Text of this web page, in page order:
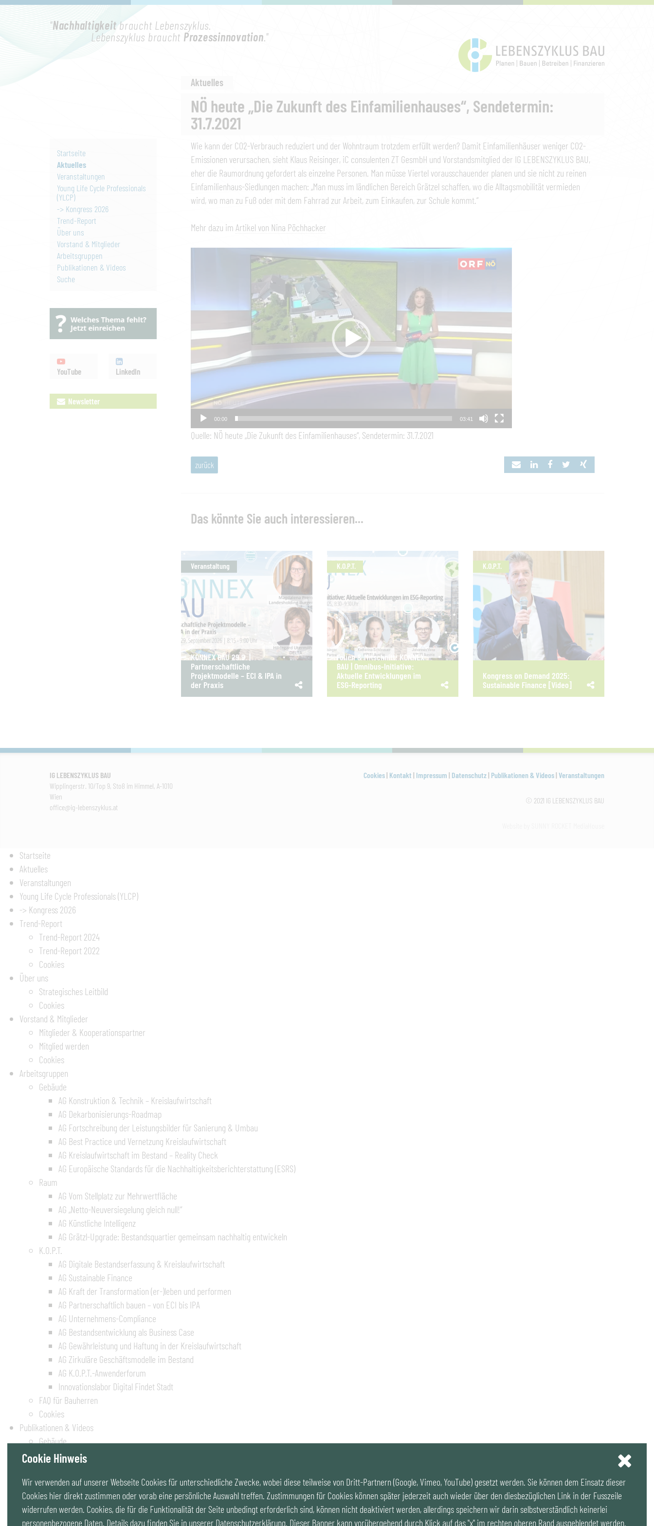
"Nachhaltigkeit braucht Lebenszyklus.
Lebenszyklus braucht Prozessinnovation."
Startseite
Aktuelles
Veranstaltungen
Young Life Cycle Professionals
(YLCP)
-> Kongress 2026
Trend-Report
Über uns
Vorstand & Mitglieder
Arbeitsgruppen
Publikationen & Videos
Suche
YouTube LinkedIn
Newsletter
Aktuelles
NÖ heute „Die Zukunft des Einfamilienhauses“, Sendetermin:
31.7.2021
Wie kann der CO2-Verbrauch reduziert und der Wohntraum trotzdem erfüllt werden? Damit Einfamilienhäuser weniger CO2-
Emissionen verursachen, sieht Klaus Reisinger, iC consulenten ZT GesmbH und Vorstandsmitglied der IG LEBENSZYKLUS BAU,
eher die Raumordnung gefordert als einzelne Personen. Man müsse Viertel vorausschauender planen und sie nicht zu reinen
Einfamilienhaus-Siedlungen machen: „Man muss im ländlichen Bereich Grätzel schaffen, wo die Alltagsmobilität vermieden
wird, wo man zu Fuß oder mit dem Fahrrad zur Arbeit, zum Einkaufen, zur Schule kommt.“
Mehr dazu im Artikel von Nina Pöchhacker
00:00 03:41
Quelle: NÖ heute „Die Zukunft des Einfamilienhauses“, Sendetermin: 31.7.2021
zurück
Das könnte Sie auch interessieren...
Veranstaltung
KONNEX BAU 29.9. |
Partnerschaftliche
Projektmodelle – ECI & IPA in
der Praxis
K.O.P.T.
Folien & Mitschnitt: KONNEX
BAU | Omnibus-Initiative:
Aktuelle Entwicklungen im
ESG-Reporting
K.O.P.T.
Kongress on Demand 2025:
Sustainable Finance [Video]
IG LEBENSZYKLUS BAU
Wipplingerstr. 10/Top 9, Stoß im Himmel, A-1010
Wien
office@ig-lebenszyklus.at
Cookies| Kontakt | Impressum | Datenschutz| Publikationen & Videos| Veranstaltungen
© 2021 IG LEBENSZYKLUS BAU
Startseite
Aktuelles
Veranstaltungen
Young Life Cycle Professionals (YLCP)
-> Kongress 2026
Trend-Report
Trend-Report 2024
Trend-Report 2022
Cookies
Über uns
Strategisches Leitbild
Cookies
Vorstand & Mitglieder
Mitglieder & Kooperationspartner
Mitglied werden
Cookies
Arbeitsgruppen
Gebäude
AG Konstruktion & Technik – Kreislaufwirtschaft
AG Dekarbonisierungs-Roadmap
AG Fortschreibung der Leistungsbilder für Sanierung & Umbau
AG Best Practice und Vernetzung Kreislaufwirtschaft
AG Kreislaufwirtschaft im Bestand – Reality Check
AG Europäische Standards für die Nachhaltigkeitsberichterstattung (ESRS)
Raum
AG Vom Stellplatz zur Mehrwertfläche
AG „Netto-Neuversiegelung gleich null!“
AG Künstliche Intelligenz
AG Grätzl-Upgrade: Bestandsquartier gemeinsam nachhaltig entwickeln
K.O.P.T.
AG Digitale Bestandserfassung & Kreislaufwirtschaft
AG Sustainable Finance
AG Kraft der Transformation (er-)leben und performen
AG Partnerschaftlich bauen – von ECI bis IPA
AG Unternehmens-Compliance
AG Bestandsentwicklung als Business Case
AG Gewährleistung und Haftung in der Kreislaufwirtschaft
AG Zirkuläre Geschäftsmodelle im Bestand
AG K.O.P.T.-Anwenderforum
Innovationslabor Digital Findet Stadt
FAQ für Bauherren
Cookies
Publikationen & Videos
Gebäude
Raum
Cookies
Suche
Kontakt
Impressum
Cookie Hinweis
Wir verwenden auf unserer Webseite Cookies für unterschiedliche Zwecke, wobei diese teilweise von Dritt-Partnern (Google, Vimeo, YouTube) gesetzt werden. Sie können dem Einsatz dieser
Cookies hier direkt zustimmen oder vorab eine persönliche Auswahl treffen. Zustimmungen für Cookies können später jederzeit auch wieder über den diesbezüglichen Link in der Fusszeile
widerrufen werden. Cookies, die für die Funktionalität der Seite unbedingt erforderlich sind, können nicht deaktiviert werden, allerdings speichern wir darin selbstverständlich keinerlei
personenbezogene Daten. Details dazu finden Sie in unserer Datenschutzerklärung. Dieser Banner kann vorübergehend durch Klick auf das "x" im rechten oberen Rand ausgeblendet werden.